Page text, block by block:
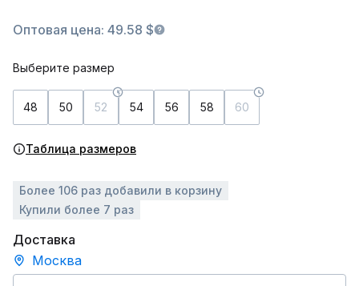
Оптовая цена: 49.58 $
Выберите размер
48 50 52 54 56 58 60
Таблица размеров
Более 106 раз добавили в корзину
Купили более 7 раз
Доставка
Москва